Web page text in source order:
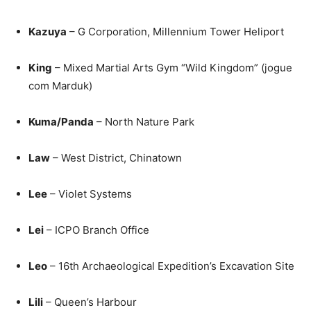
Kazuya – G Corporation, Millennium Tower Heliport
King – Mixed Martial Arts Gym “Wild Kingdom” (jogue
com Marduk)
Kuma/Panda – North Nature Park
Law – West District, Chinatown
Lee – Violet Systems
Lei – ICPO Branch Office
Leo – 16th Archaeological Expedition’s Excavation Site
Lili – Queen’s Harbour